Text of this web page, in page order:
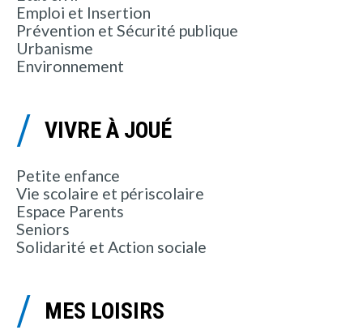
Emploi et Insertion
Prévention et Sécurité publique
Urbanisme
Environnement
VIVRE À JOUÉ
Petite enfance
Vie scolaire et périscolaire
Espace Parents
Seniors
Solidarité et Action sociale
MES LOISIRS